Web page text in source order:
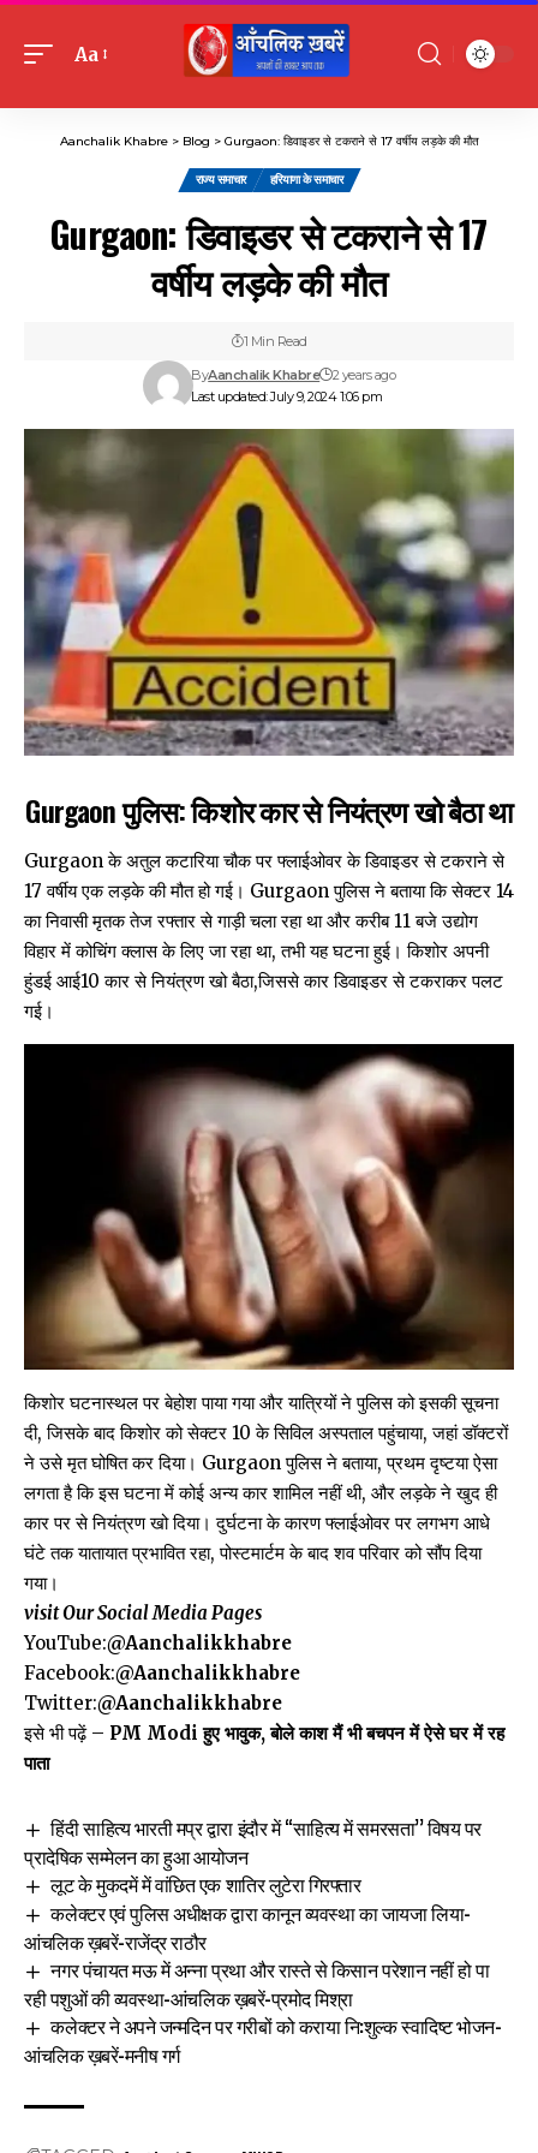
Font
Aa
Aanchalik Khabre> Blog > Gurgaon: डिवाइडर से टकराने से 17 वर्षीय लड़के की मौत
राज्य समाचार हरियाणा के समाचार
Gurgaon: डिवाइडर से टकराने से 17
वर्षीय लड़के की मौत
Last updated: July 9, 2024 1:06 pm
ByAanchalik Khabre 2 years ago
1 Min Read
Gurgaonपुलिस: किशोर कार से नियंत्रण खो बैठा था
Gurgaon के अतुल कटारिया चौक पर फ्लाईओवर के डिवाइडर से टकराने से
17 वर्षीय एक लड़के की मौत हो गई। Gurgaon पुलिस ने बताया कि सेक्टर 14
का निवासी मृतक तेज रफ्तार से गाड़ी चला रहा था और करीब 11 बजे उद्योग
विहार में कोचिंग क्लास के लिए जा रहा था, तभी यह घटना हुई। किशोर अपनी
हुंडई आई10 कार से नियंत्रण खो बैठा,जिससे कार डिवाइडर से टकराकर पलट
गई।
किशोर घटनास्थल पर बेहोश पाया गया और यात्रियों ने पुलिस को इसकी सूचना
दी, जिसके बाद किशोर को सेक्टर 10 के सिविल अस्पताल पहुंचाया, जहां डॉक्टरों
ने उसे मृत घोषित कर दिया। Gurgaonपुलिस ने बताया, प्रथम दृष्टया ऐसा
लगता है कि इस घटना में कोई अन्य कार शामिल नहीं थी, और लड़के ने खुद ही
कार पर से नियंत्रण खो दिया। दुर्घटना के कारण फ्लाईओवर पर लगभग आधे
घंटे तक यातायात प्रभावित रहा, पोस्टमार्टम के बाद शव परिवार को सौंप दिया
गया।
visit Our Social Media Pages
YouTube:@Aanchalikkhabre
Facebook:@Aanchalikkhabre
Twitter:@Aanchalikkhabre
इसे भी पढ़ें – PM Modi हुए भावुक, बोले काश मैं भी बचपन में ऐसे घर में रह
पाता
हिंदी साहित्य भारती मप्र द्वारा इंदौर में ‘‘साहित्य में समरसता’’ विषय पर
प्रादेषिक सम्मेलन का हुआ आयोजन
लूट के मुकदमें में वांछित एक शातिर लुटेरा गिरफ्तार
कलेक्टर एवं पुलिस अधीक्षक द्वारा कानून व्यवस्था का जायजा लिया-
आंचलिक ख़बरें-राजेंद्र राठौर
नगर पंचायत मऊ में अन्ना प्रथा और रास्ते से किसान परेशान नहीं हो पा
रही पशुओं की व्यवस्था-आंचलिक ख़बरें-प्रमोद मिश्रा
कलेक्टर ने अपने जन्मदिन पर गरीबों को कराया नि:शुल्क स्वादिष्ट भोजन-
आंचलिक ख़बरें-मनीष गर्ग